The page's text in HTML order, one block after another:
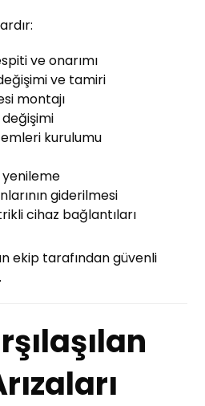
ve onarımı
ve tamiri
montajı
kurulumu
yenileme
giderilmesi
cihaz bağlantıları
ekip tarafından güvenli